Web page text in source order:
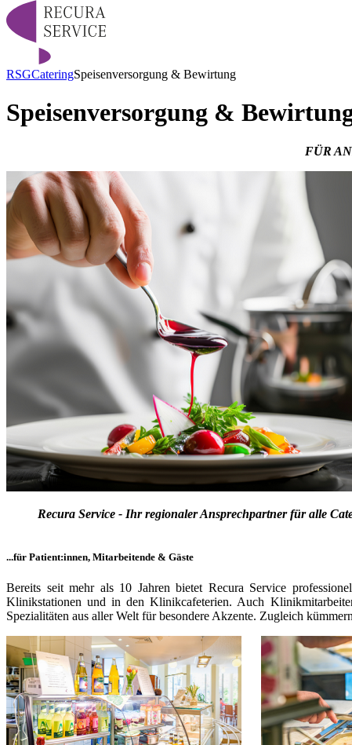
RSGCateringSpeisenversorgung & Bewirtung
Speisenversorgung &
FÜR
Recura Service - Ihr regionaler Ansprechpartner für alle
...für Patient:innen, Mitarbeitende & Gäste
Bereits seit mehr als 10 Jahren bietet Recura Service
Klinikstationen und in den Klinikcafeterien. Auch
Spezialitäten aus aller Welt für besondere Akzente. Zugleich